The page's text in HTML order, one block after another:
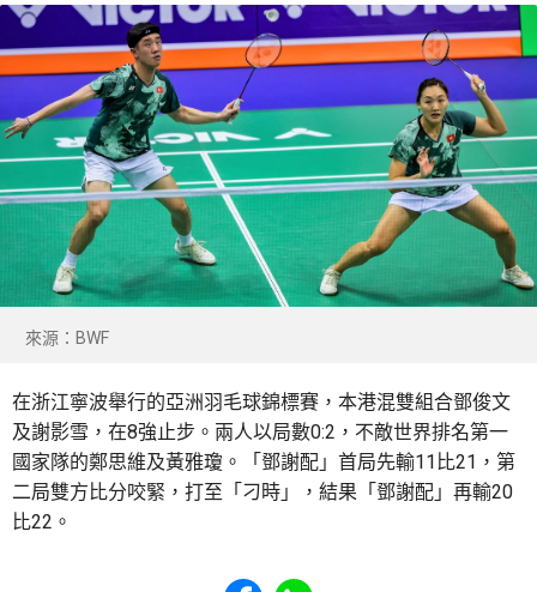
來源：BWF
在浙江寧波舉行的亞洲羽毛球錦標賽，本港混雙組合鄧俊文
及謝影雪，在8強止步。兩人以局數0:2，不敵世界排名第一
國家隊的鄭思維及黃雅瓊。「鄧謝配」首局先輸11比21，第
二局雙方比分咬緊，打至「刁時」，結果「鄧謝配」再輸20
比22。
Share to Facebook
Share to WhatsApp